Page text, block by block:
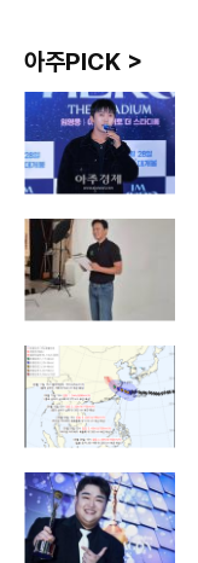
아주PICK >